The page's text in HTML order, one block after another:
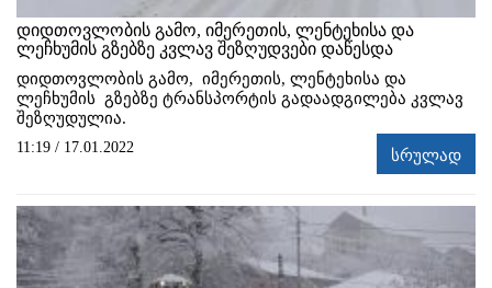
დიდთოვლობის გამო, იმერეთის, ლენტეხისა და
ლეჩხუმის გზებზე კვლავ შეზღუდვები დაწესდა
დიდთოვლობის გამო, იმერეთის, ლენტეხისა და
ლეჩხუმის გზებზე ტრანსპორტის გადაადგილება კვლავ
შეზღუდულია.
11:19 / 17.01.2022 სრულად